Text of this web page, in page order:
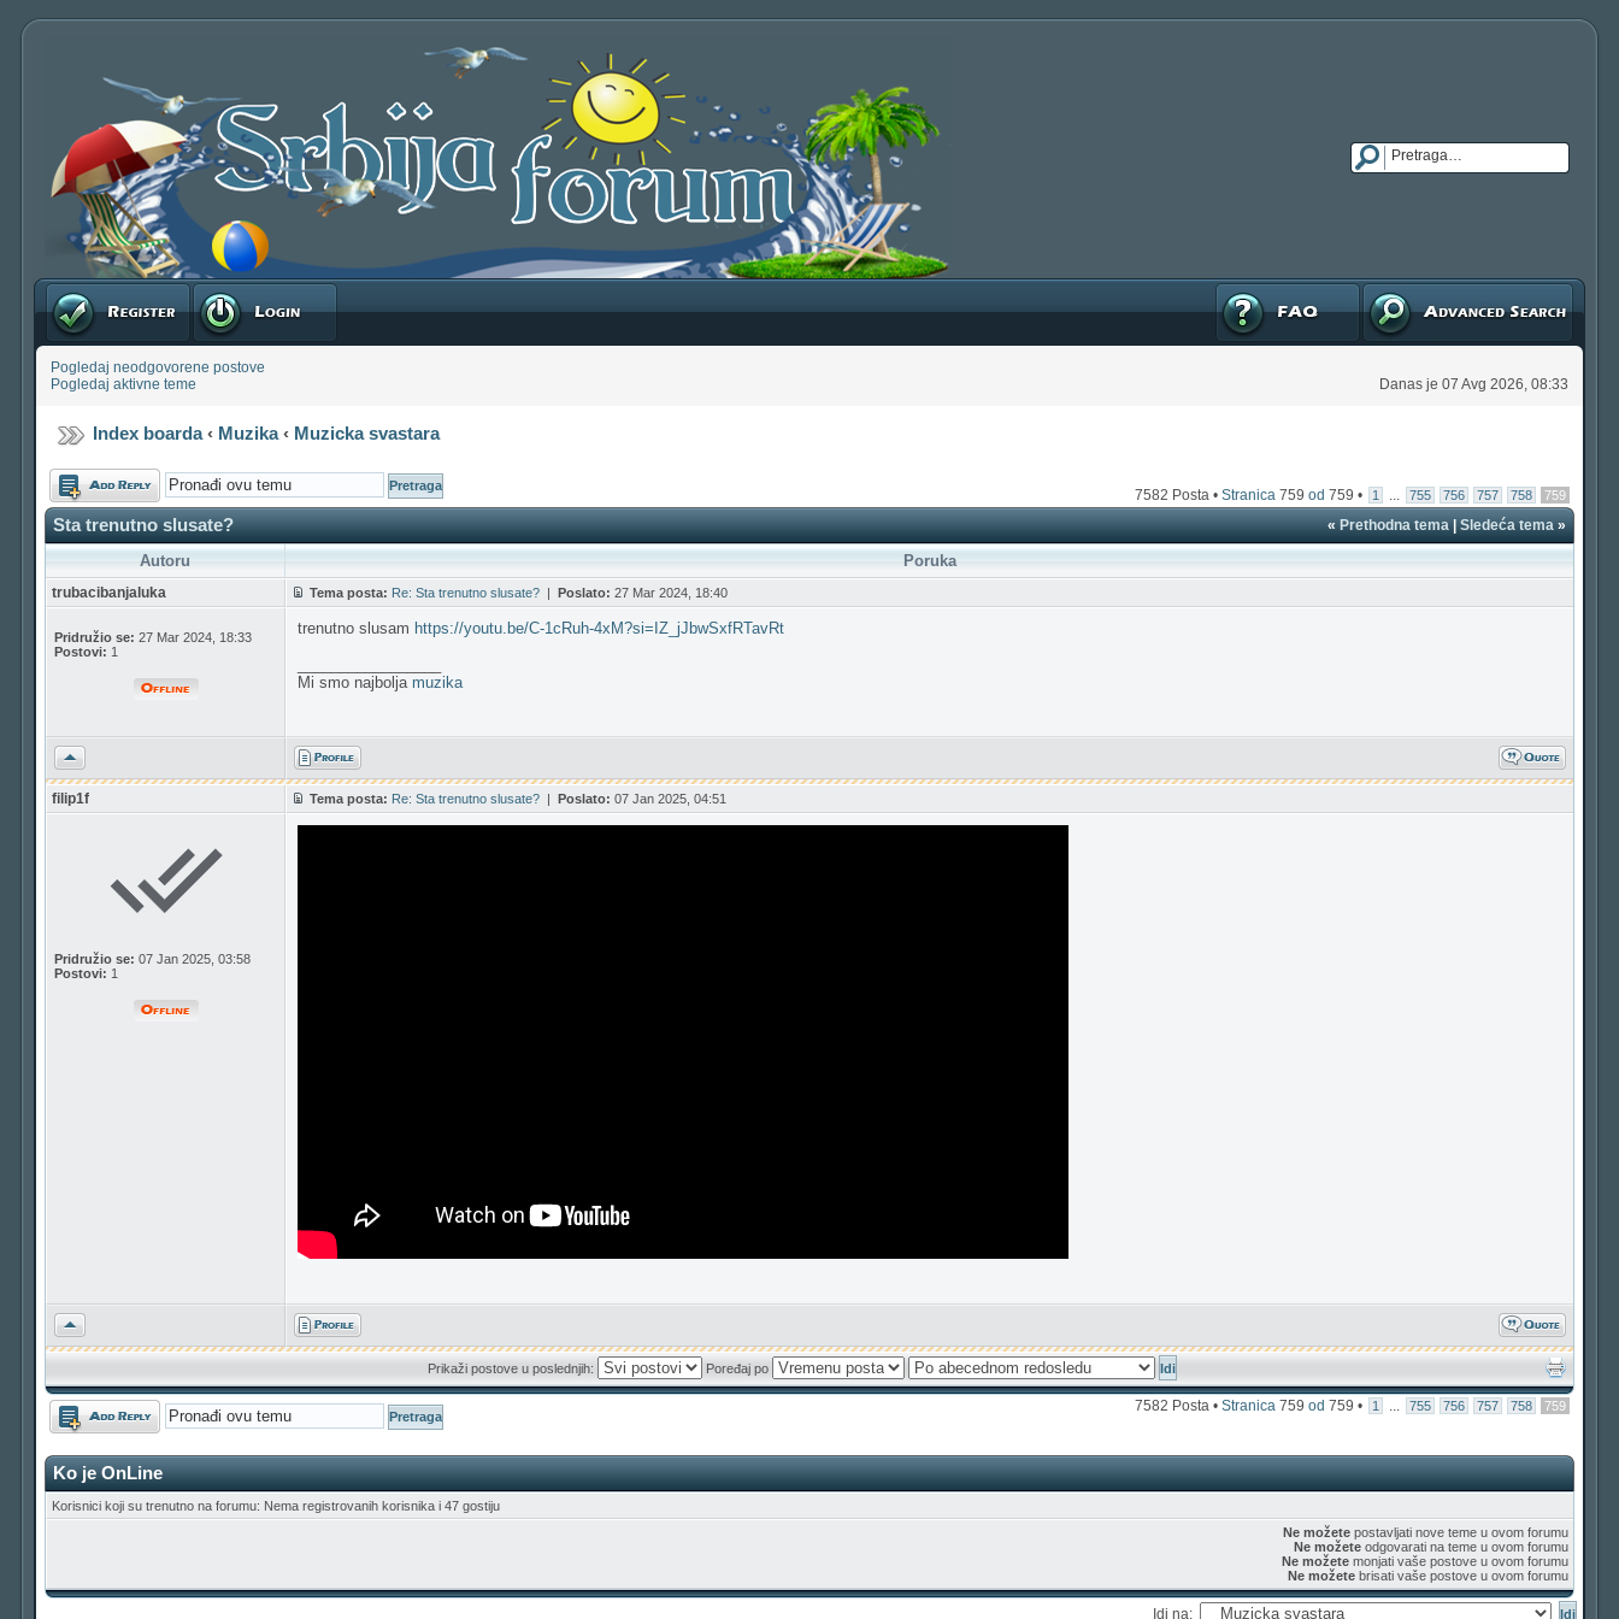
Registruj se Prijavite se Napredna pretraga
FAQ
Pogledaj neodgovorene postove
Pogledaj aktivne teme
Danas je 07 Avg 2026, 08:33
Index boarda‹ Muzika‹ Muzicka svastara
Odgovori
7582 Posta • Stranica 759 od 759 • 1 ... 755 756 757 758 759
Sta trenutno slusate? «Prethodna tema|Sledeća tema»
Autoru Poruka
trubacibanjaluka Tema posta: Re: Sta trenutno slusate? | Poslato: 27 Mar 2024, 18:40
Pridružio se: 27 Mar 2024, 18:33
Postovi: 1
trenutno slusam https://youtu.be/C-1cRuh-4xM?si=IZ_jJbwSxfRTavRt
Mi smo najbolja muzika
Vrh
filip1f Tema posta: Re: Sta trenutno slusate? | Poslato: 07 Jan 2025, 04:51
Pridružio se: 07 Jan 2025, 03:58
Postovi: 1
Vrh
Prikaži postove u poslednjih: Poređaj po
Odgovori 7582 Posta • Stranica 759 od 759 • 1 ... 755 756 757 758 759
Ko je OnLine
Korisnici koji su trenutno na forumu: Nema registrovanih korisnika i 47 gostiju
Ne možete postavljati nove teme u ovom forumu
Ne možete odgovarati na teme u ovom forumu
Ne možete monjati vaše postove u ovom forumu
Ne možete brisati vaše postove u ovom forumu
Idi na: